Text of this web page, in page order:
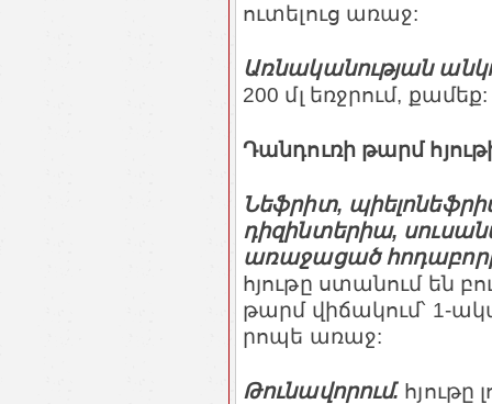
ուտելուց առաջ:
Առնականության
200 մլ եռջրում,
Դանդուռի թարմ
Նեֆրիտ,
դիզինտերիա,
առաջացած
հյութը ստանում են
թարմ վիճակում՝ 1-
րոպե առաջ:
Թունավորում. հյութը